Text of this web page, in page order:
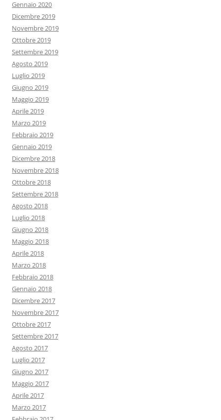
Gennaio 2020
Dicembre 2019
Novembre 2019
Ottobre 2019
Settembre 2019
Agosto 2019
Luglio 2019
Giugno 2019
Maggio 2019
Aprile 2019
Marzo 2019
Febbraio 2019
Gennaio 2019
Dicembre 2018
Novembre 2018
Ottobre 2018
Settembre 2018
Agosto 2018
Luglio 2018
Giugno 2018
Maggio 2018
Aprile 2018
Marzo 2018
Febbraio 2018
Gennaio 2018
Dicembre 2017
Novembre 2017
Ottobre 2017
Settembre 2017
Agosto 2017
Luglio 2017
Giugno 2017
Maggio 2017
Aprile 2017
Marzo 2017